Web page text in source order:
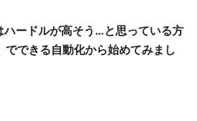
ハードルが高そう…と思っている方
でできる自動化から始めてみまし